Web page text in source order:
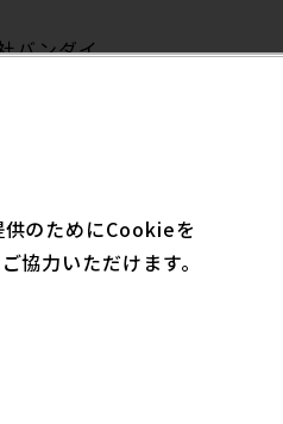
バンダイ
ッズ
プレミアムバンダイに登場。
のためにCookieを
協力いただけます。